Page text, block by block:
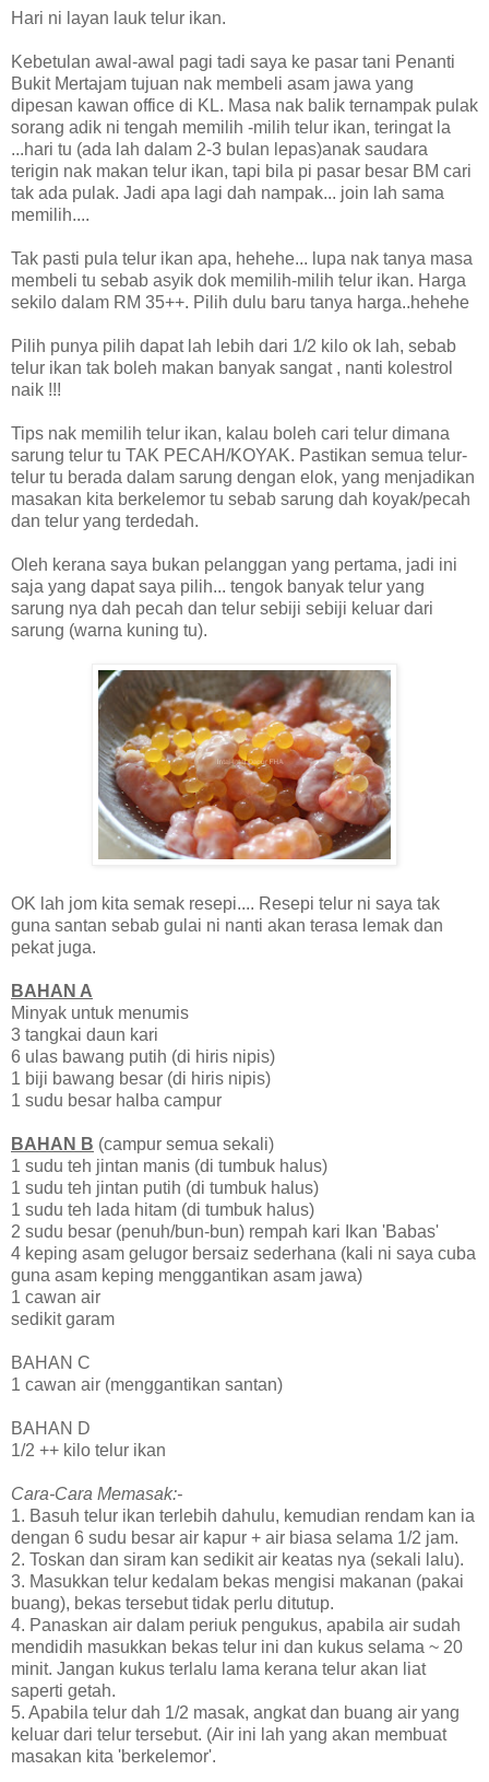
Hari ni layan lauk telur ikan.
Kebetulan awal-awal pagi tadi saya ke pasar tani Penanti
Bukit Mertajam tujuan nak membeli asam jawa yang
dipesan kawan office di KL. Masa nak balik ternampak pulak
sorang adik ni tengah memilih -milih telur ikan, teringat la
...hari tu (ada lah dalam 2-3 bulan lepas)anak saudara
terigin nak makan telur ikan, tapi bila pi pasar besar BM cari
tak ada pulak. Jadi apa lagi dah nampak... join lah sama
memilih....
Tak pasti pula telur ikan apa, hehehe... lupa nak tanya masa
membeli tu sebab asyik dok memilih-milih telur ikan. Harga
sekilo dalam RM 35++. Pilih dulu baru tanya harga..hehehe
Pilih punya pilih dapat lah lebih dari 1/2 kilo ok lah, sebab
telur ikan tak boleh makan banyak sangat , nanti kolestrol
naik !!!
Tips nak memilih telur ikan, kalau boleh cari telur dimana
sarung telur tu TAK PECAH/KOYAK. Pastikan semua telur-
telur tu berada dalam sarung dengan elok, yang menjadikan
masakan kita berkelemor tu sebab sarung dah koyak/pecah
dan telur yang terdedah.
Oleh kerana saya bukan pelanggan yang pertama, jadi ini
saja yang dapat saya pilih... tengok banyak telur yang
sarung nya dah pecah dan telur sebiji sebiji keluar dari
sarung (warna kuning tu).
OK lah jom kita semak resepi.... Resepi telur ni saya tak
guna santan sebab gulai ni nanti akan terasa lemak dan
pekat juga.
BAHAN A
Minyak untuk menumis
3 tangkai daun kari
6 ulas bawang putih (di hiris nipis)
1 biji bawang besar (di hiris nipis)
1 sudu besar halba campur
BAHAN B (campur semua sekali)
1 sudu teh jintan manis (di tumbuk halus)
1 sudu teh jintan putih (di tumbuk halus)
1 sudu teh lada hitam (di tumbuk halus)
2 sudu besar (penuh/bun-bun) rempah kari Ikan 'Babas'
4 keping asam gelugor bersaiz sederhana (kali ni saya cuba
guna asam keping menggantikan asam jawa)
1 cawan air
sedikit garam
BAHAN C
1 cawan air (menggantikan santan)
BAHAN D
1/2 ++ kilo telur ikan
Cara-Cara Memasak:-
1. Basuh telur ikan terlebih dahulu, kemudian rendam kan ia
dengan 6 sudu besar air kapur + air biasa selama 1/2 jam.
2. Toskan dan siram kan sedikit air keatas nya (sekali lalu).
3. Masukkan telur kedalam bekas mengisi makanan (pakai
buang), bekas tersebut tidak perlu ditutup.
4. Panaskan air dalam periuk pengukus, apabila air sudah
mendidih masukkan bekas telur ini dan kukus selama ~ 20
minit. Jangan kukus terlalu lama kerana telur akan liat
saperti getah.
5. Apabila telur dah 1/2 masak, angkat dan buang air yang
keluar dari telur tersebut. (Air ini lah yang akan membuat
masakan kita 'berkelemor'.